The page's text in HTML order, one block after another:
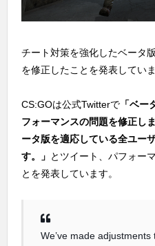
チート対策を強化したベータ
を修正したことを発表していま
CS:GOは公式Twitterで 「ベ
フォーマンスの問題を修正し
ータ版を適応している全ユー
す。」 とツイート、パフォー
とを発表しています。
We’ve made